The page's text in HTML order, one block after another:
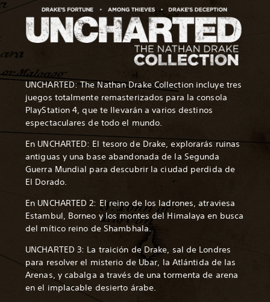
UNCHARTED: The Nathan Drake Collection incluye tres
juegos totalmente remasterizados para la consola
PlayStation 4, que te llevarán a varios destinos
espectaculares de todo el mundo.
En UNCHARTED: El tesoro de Drake, explorarás ruinas
antiguas y una base abandonada de la Segunda
Guerra Mundial para descubrir la ciudad perdida de
El Dorado.
En UNCHARTED 2: El reino de los ladrones, atraviesa
Estambul, Borneo y los montes del Himalaya en busca
del mítico reino de Shambhala.
UNCHARTED 3: La traición de Drake, sal de Londres
para resolver el misterio de Ubar, la Atlántida de las
Arenas, y cabalga a través de una tormenta de arena
en el implacable desierto árabe.